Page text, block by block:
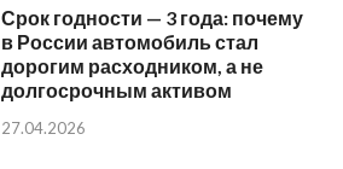
Срок годности — 3 года: почему
в России автомобиль стал
дорогим расходником, а не
долгосрочным активом
27.04.2026